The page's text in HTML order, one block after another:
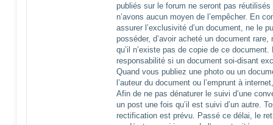
publiés sur le forum ne seront pas
n’avons aucun moyen de l’empêcher. En
assurer l’exclusivité d’un document, ne le
posséder, d’avoir acheté un document
qu’il n’existe pas de copie de ce
responsabilité si un document soi-disant
Quand vous publiez une photo ou un
l’auteur du document ou l’emprunt à
Afin de ne pas dénaturer le suivi d’une
un post une fois qu’il est suivi d’un autre.
rectification est prévu. Passé ce délai, le